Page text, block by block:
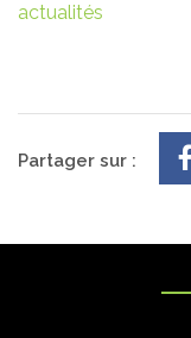
actualités
Partager sur :